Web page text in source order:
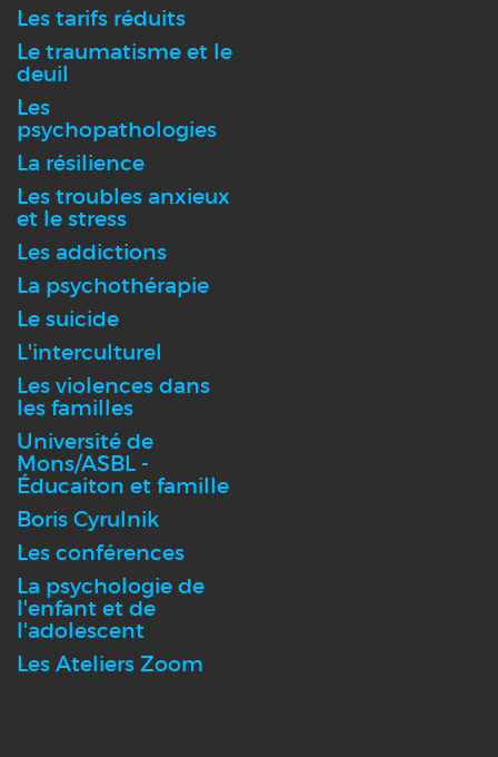
Les tarifs réduits
Le traumatisme et le
deuil
Les
psychopathologies
La résilience
Les troubles anxieux
et le stress
Les addictions
La psychothérapie
Le suicide
L'interculturel
Les violences dans
les familles
Université de
Mons/ASBL -
Éducaiton et famille
Boris Cyrulnik
Les conférences
La psychologie de
l'enfant et de
l'adolescent
Les Ateliers Zoom